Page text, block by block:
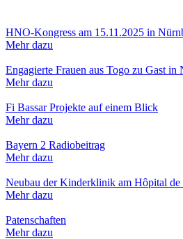
HNO-Kongress am 15.11.2025 in
Mehr dazu
Engagierte Frauen aus Togo zu Gast in
Mehr dazu
Fi Bassar Projekte auf einem Blick
Mehr dazu
Bayern 2 Radiobeitrag
Mehr dazu
Neubau der Kinderklinik am Hôpital de
Mehr dazu
Patenschaften
Mehr dazu